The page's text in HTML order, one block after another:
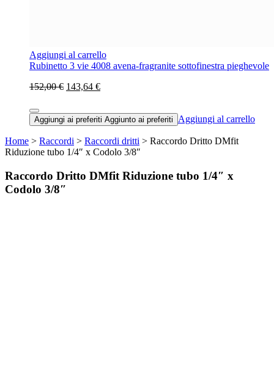
Aggiungi al carrello
Rubinetto 3 vie 4008 avena-fragranite sottofinestra pieghevole
152,00 € 143,64 €
Aggiungi ai preferiti Aggiunto ai preferiti Aggiungi al carrello
Home > Raccordi > Raccordi dritti > Raccordo Dritto DMfit
Riduzione tubo 1/4″ x Codolo 3/8″
Raccordo Dritto DMfit Riduzione tubo 1/4″ x
Codolo 3/8″